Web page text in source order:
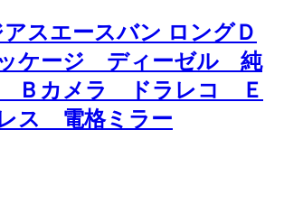
アスエースバン ロングＤ
ケージ ディーゼル 純
Ｂカメラ ドラレコ Ｅ
ス 電格ミラー